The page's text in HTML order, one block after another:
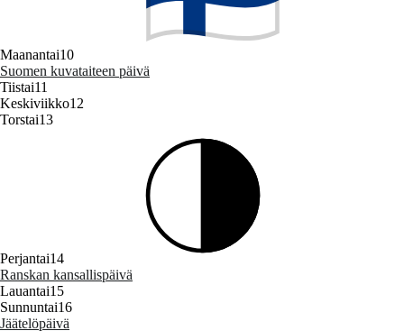
Maanantai10
Suomen kuvataiteen päivä
Tiistai11
Keskiviikko12
Torstai13
Perjantai14
Ranskan kansallispäivä
Lauantai15
Sunnuntai16
Jäätelöpäivä